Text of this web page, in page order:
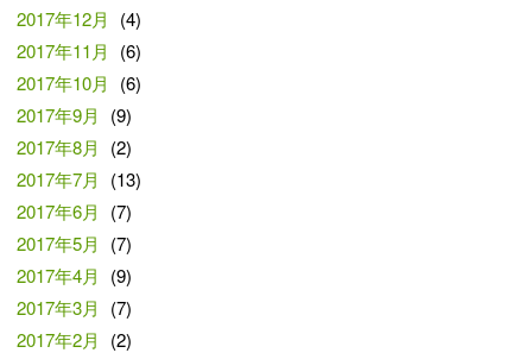
2017年12月
(4)
2017年11月
(6)
2017年10月
(6)
2017年9月
(9)
2017年8月
(2)
2017年7月
(13)
2017年6月
(7)
2017年5月
(7)
2017年4月
(9)
2017年3月
(7)
2017年2月
(2)